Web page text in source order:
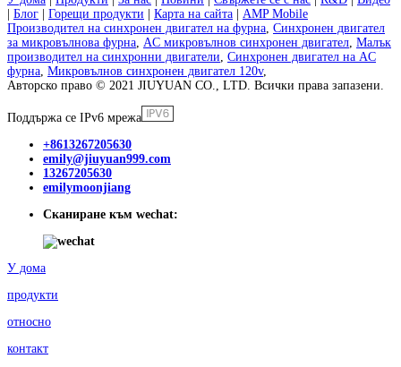
| Блог | Горещи продукти | Карта на сайта | AMP Mobile
Производител на синхронен двигател на фурна Синхронен двигател
за микровълнова фурна AC микровълнов синхронен двигател Малък
производител на синхронни двигатели Синхронен двигател на AC
фурна Микровълнов синхронен двигател 120v,
Авторско право © 2021 JIUYUAN CO., LTD. Всички права запазени.
Поддържа се IPv6 мрежа
+8613267205630
emily@jiuyuan999.com
13267205630
emilymoonjiang
Сканиране към wechat:
У дома
продукти
относно
контакт